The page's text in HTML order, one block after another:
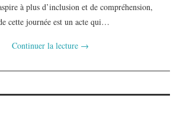
à plus d’inclusion et de compréhension,
cette journée est un acte qui…
Continuer la lecture →